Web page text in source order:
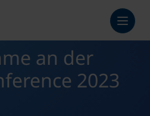
an der
2023